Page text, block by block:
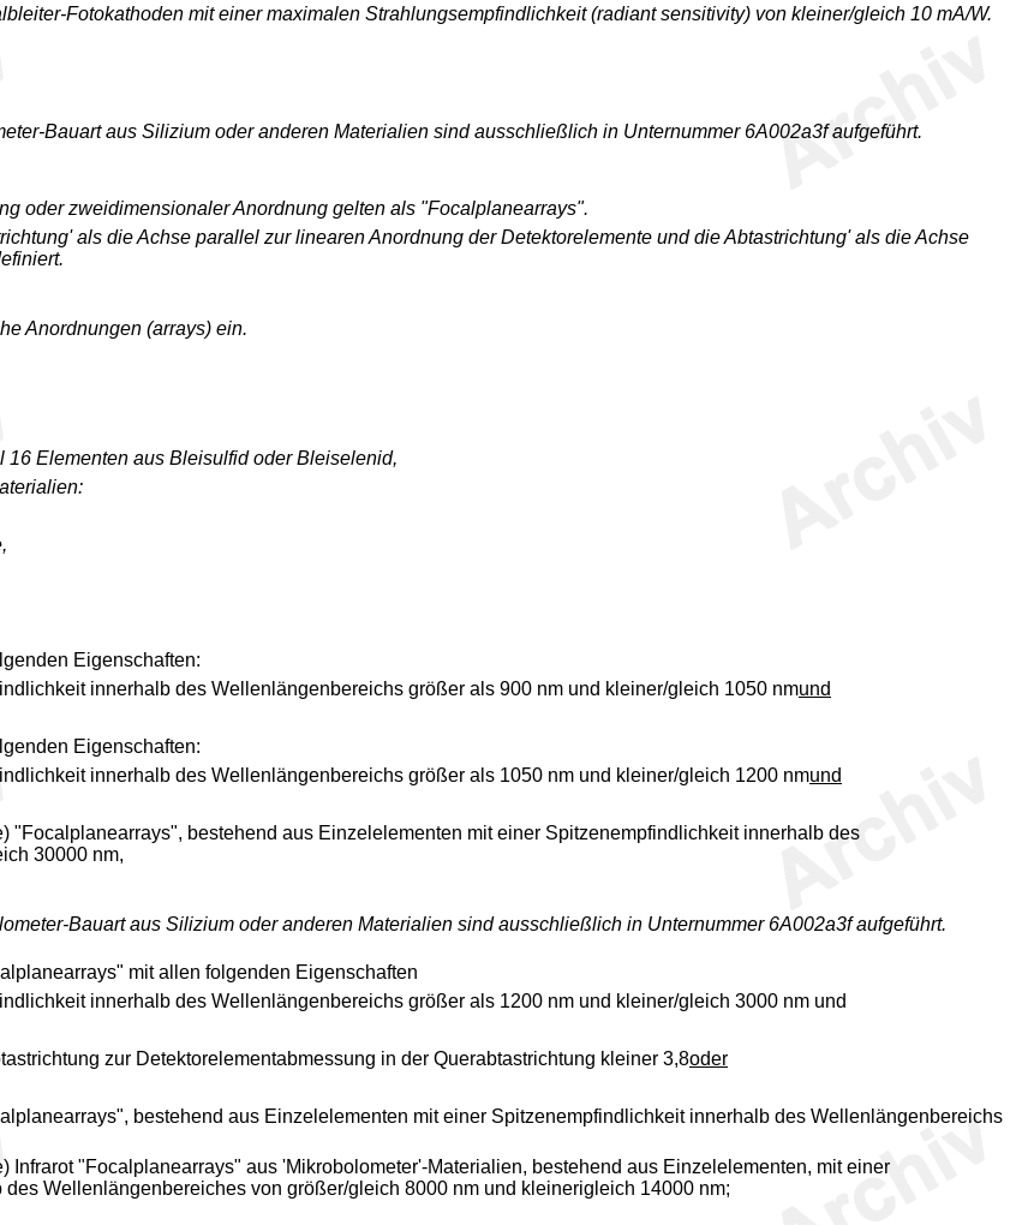
Fotokathoden mit einer maximalen Strahlungsempfindlichkeit (radiant sensitivity) von kleiner/gleich 10 mA/W.
Bauart aus Silizium oder anderen Materialien sind ausschließlich in Unternummer 6A002a3f aufgeführt.
oder zweidimensionaler Anordnung gelten als "Focalplanearrays".
als die Achse parallel zur linearen Anordnung der Detektorelemente und die Abtastrichtung' als die Achse
Anordnungen (arrays) ein.
Elementen aus Bleisulfid oder Bleiselenid,
Eigenschaften:
innerhalb des Wellenlängenbereichs größer als 900 nm und kleiner/gleich 1050 nmund
Eigenschaften:
innerhalb des Wellenlängenbereichs größer als 1050 nm und kleiner/gleich 1200 nmund
bestehend aus Einzelelementen mit einer Spitzenempfindlichkeit innerhalb des
30000 nm,
Bauart aus Silizium oder anderen Materialien sind ausschließlich in Unternummer 6A002a3f aufgeführt.
mit allen folgenden Eigenschaften
innerhalb des Wellenlängenbereichs größer als 1200 nm und kleiner/gleich 3000 nm und
zur Detektorelementabmessung in der Querabtastrichtung kleiner 3,8oder
bestehend aus Einzelelementen mit einer Spitzenempfindlichkeit innerhalb des Wellenlängenbereichs
"Focalplanearrays" aus 'Mikrobolometer'-Materialien, bestehend aus Einzelelementen, mit einer
Wellenlängenbereiches von größer/gleich 8000 nm und kleinerigleich 14000 nm;